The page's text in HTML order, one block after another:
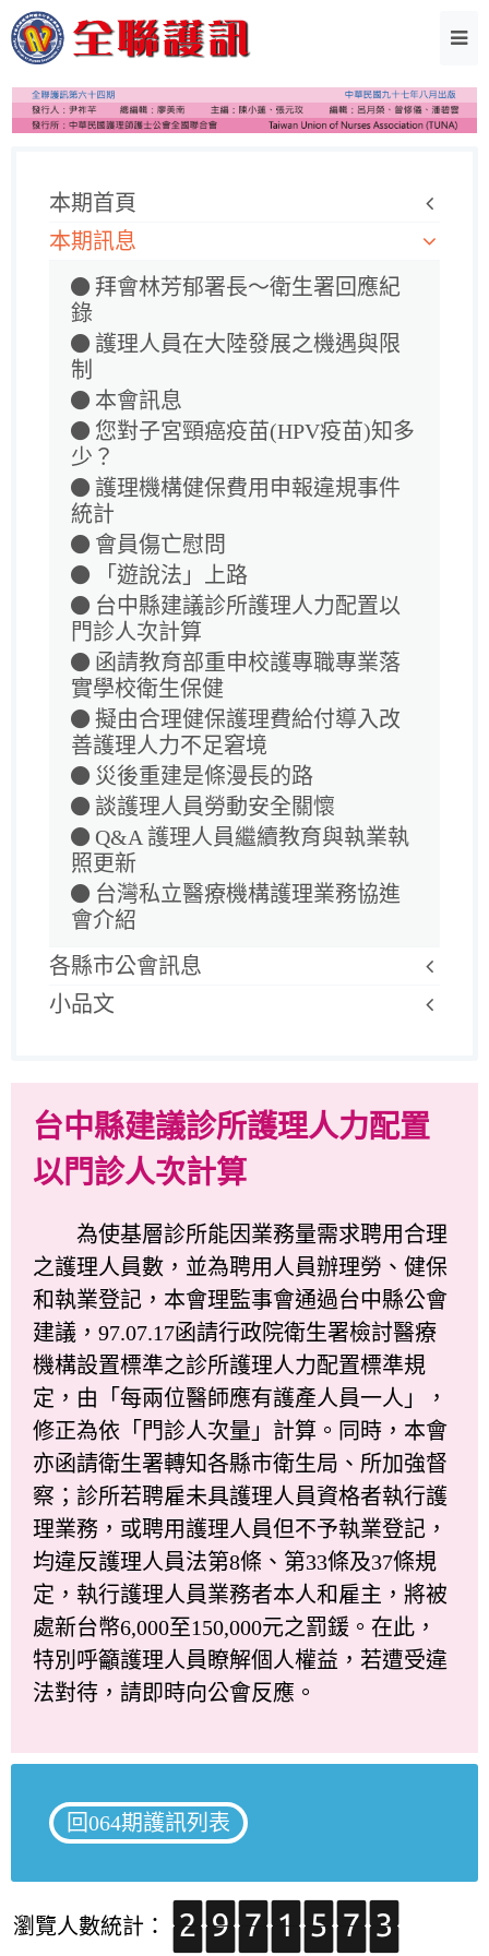
本期首頁
本期訊息
拜會林芳郁署長～衛生署回應紀
錄
護理人員在大陸發展之機遇與限
制
本會訊息
您對子宮頸癌疫苗(HPV疫苗)知多
少？
護理機構健保費用申報違規事件
統計
會員傷亡慰問
「遊說法」上路
台中縣建議診所護理人力配置以
門診人次計算
函請教育部重申校護專職專業落
實學校衛生保健
擬由合理健保護理費給付導入改
善護理人力不足窘境
災後重建是條漫長的路
談護理人員勞動安全關懷
Q&A 護理人員繼續教育與執業執
照更新
台灣私立醫療機構護理業務協進
會介紹
各縣市公會訊息
小品文
台中縣建議診所護理人力配置
以門診人次計算
為使基層診所能因業務量需求聘用合理
之護理人員數，並為聘用人員辦理勞、健保
和執業登記，本會理監事會通過台中縣公會
建議，97.07.17函請行政院衛生署檢討醫療
機構設置標準之診所護理人力配置標準規
定，由「每兩位醫師應有護產人員一人」，
修正為依「門診人次量」計算。同時，本會
亦函請衛生署轉知各縣市衛生局、所加強督
察；診所若聘雇未具護理人員資格者執行護
理業務，或聘用護理人員但不予執業登記，
均違反護理人員法第8條、第33條及37條規
定，執行護理人員業務者本人和雇主，將被
處新台幣6,000至150,000元之罰鍰。在此，
特別呼籲護理人員瞭解個人權益，若遭受違
法對待，請即時向公會反應。
回064期護訊列表
瀏覽人數統計：